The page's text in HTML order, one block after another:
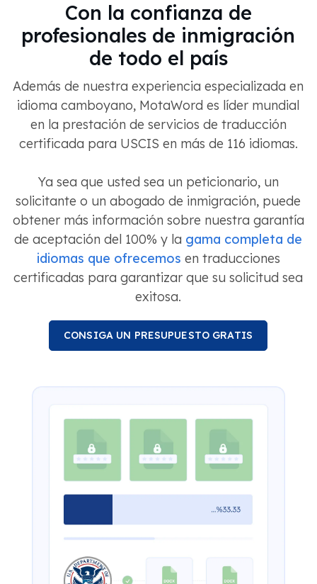
Con la confianza de
profesionales de inmigración
de todo el país
Además de nuestra experiencia especializada en
idioma camboyano, MotaWord es líder mundial
en la prestación de servicios de traducción
certificada para USCIS en más de 116 idiomas.
Ya sea que usted sea un peticionario, un
solicitante o un abogado de inmigración, puede
obtener más información sobre nuestra garantía
de aceptación del 100% y la gama completa de
idiomas que ofrecemos en traducciones
certificadas para garantizar que su solicitud sea
exitosa.
CONSIGA UN PRESUPUESTO GRATIS